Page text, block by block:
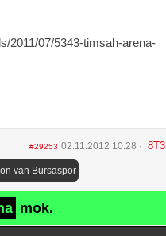
2011/07/5343-timsah-arena-
#29253 02.11.2012 10:28 8T3
van Bursaspor
mok.